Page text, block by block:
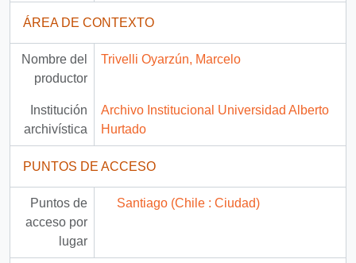
ÁREA DE CONTEXTO
Nombre del
productor
Trivelli Oyarzún, Marcelo
Institución
archivística
Archivo Institucional Universidad Alberto
Hurtado
PUNTOS DE ACCESO
Puntos de
acceso por
lugar
Santiago (Chile : Ciudad)